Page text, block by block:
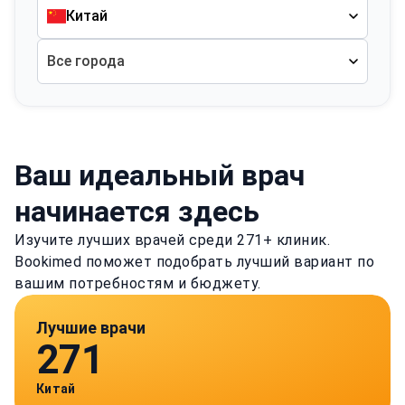
Китай
Все города
Ваш идеальный врач
начинается здесь
Изучите лучших врачей среди 271+ клиник.
Bookimed поможет подобрать лучший вариант по
вашим потребностям и бюджету.
Лучшие врачи
271
Китай